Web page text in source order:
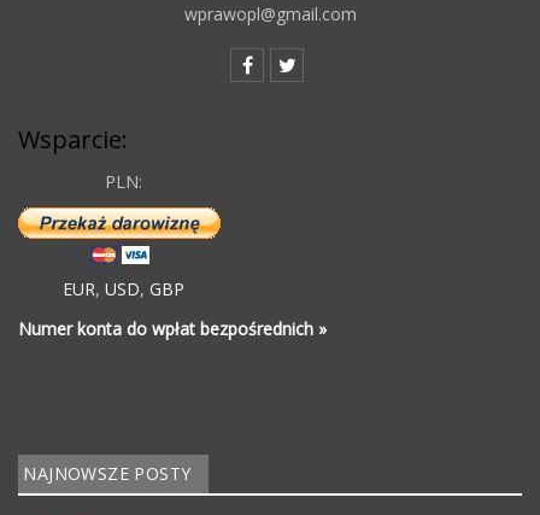
wprawopl@gmail.com
Wsparcie:
PLN:
EUR, USD, GBP
Numer konta do wpłat bezpośrednich »
NAJNOWSZE POSTY